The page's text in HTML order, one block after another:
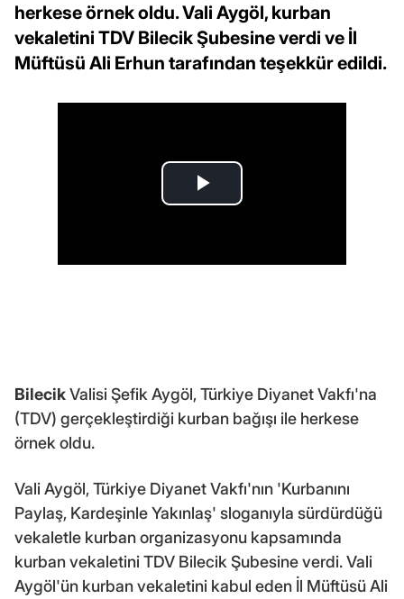
herkese örnek oldu. Vali Aygöl, kurban
vekaletini TDV Bilecik Şubesine verdi ve İl
Müftüsü Ali Erhun tarafından teşekkür edildi.
BilecikValisi Şefik Aygöl, Türkiye Diyanet Vakfı'na
(TDV) gerçekleştirdiği kurban bağışı ile herkese
örnek oldu.
Vali Aygöl, Türkiye Diyanet Vakfı'nın 'Kurbanını
Paylaş, Kardeşinle Yakınlaş' sloganıyla sürdürdüğü
vekaletle kurban organizasyonu kapsamında
kurban vekaletini TDV Bilecik Şubesine verdi. Vali
Aygöl'ün kurban vekaletini kabul eden İl Müftüsü Ali